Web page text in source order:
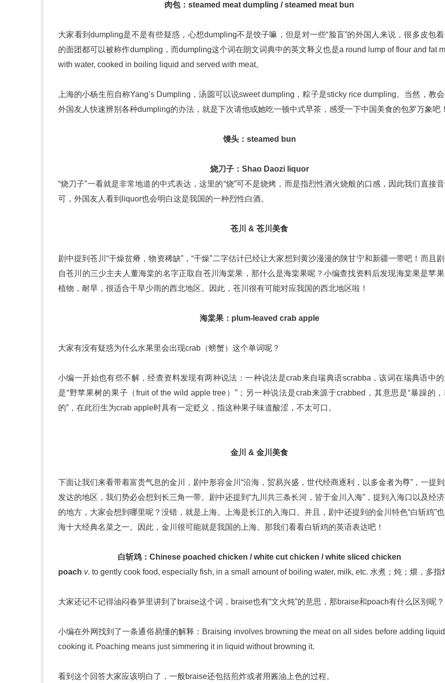
肉包：steamed meat dumpling / steamed meat bun
大家看到dumpling是不是有些疑惑，心想dumpling不是饺子嘛，但是对一些“脸盲”的外国人来说，很多皮包
的面团都可以被称作dumpling，而dumpling这个词在朗文词典中的英文释义也是a round lump of flour and fat
with water, cooked in boiling liquid and served with meat。
上海的小杨生煎自称Yang’s Dumpling，汤圆可以说sweet dumpling，粽子是sticky rice dumpling。当然，教
外国友人快速辨别各种dumpling的办法，就是下次请他或她吃一顿中式早茶，感受一下中国美食的包罗万象吧！
馒头：steamed bun
烧刀子：Shao Daozi liquor
“烧刀子”一看就是非常地道的中式表达，这里的“烧”可不是烧烤，而是指烈性酒火烧般的口感，因此我们直接
可，外国友人看到liquor也会明白这是我国的一种烈性白酒。
苍川 & 苍川美食
剧中提到苍川“干燥贫瘠，物资稀缺”，“干燥”二字估计已经让大家想到黄沙漫漫的陕甘宁和新疆一带吧！而且
自苍川的三少主夫人董海棠的名字正取自苍川海棠果，那什么是海棠果呢？小编查找资料后发现海棠果是苹
植物，耐旱，很适合干旱少雨的西北地区。因此，苍川很有可能对应我国的西北地区啦！
海棠果：plum-leaved crab apple
大家有没有疑惑为什么水果里会出现crab（螃蟹）这个单词呢？
小编一开始也有些不解，经查资料发现有两种说法：一种说法是crab来自瑞典语scrabba，该词在瑞典语中
是“野苹果树的果子（fruit of the wild apple tree）”；另一种说法是crab来源于crabbed，其意思是“暴躁的
的”，在此衍生为crab apple时具有一定贬义，指这种果子味道酸涩，不太可口。
金川 & 金川美食
下面让我们来看带着富贵气息的金川，剧中形容金川“沿海，贸易兴盛，世代经商逐利，以多金者为尊”，一提
发达的地区，我们势必会想到长三角一带。剧中还提到“九川共三条长河，皆于金川入海”，提到入海口以及经
的地方，大家会想到哪里呢？没错，就是上海。上海是长江的入海口。并且，剧中还提到的金川特色“白斩鸡”
海十大经典名菜之一。因此，金川很可能就是我国的上海。那我们看看白斩鸡的英语表达吧！
白斩鸡：Chinese poached chicken / white cut chicken / white sliced chicken
poach v. to gently cook food, especially fish, in a small amount of boiling water, milk, etc. 水煮；炖；煨，多指
大家还记不记得油闷春笋里讲到了braise这个词，braise也有“文火炖”的意思，那braise和poach有什么区别呢？
小编在外网找到了一条通俗易懂的解释：Braising involves browning the meat on all sides before adding
cooking it. Poaching means just simmering it in liquid without browning it.
看到这个回答大家应该明白了，一般braise还包括煎炸或者用酱油上色的过程。